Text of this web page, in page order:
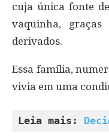
cuja única fonte
vaquinha,
derivados.
Essa família,
vivia em uma
Leia mais: